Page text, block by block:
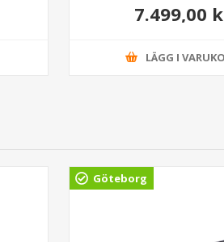
7.499,00
LÄGG I
Göteborg